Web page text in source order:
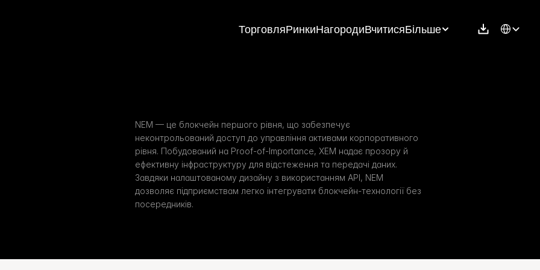
ТорговляРинкиНагородиВчитисяБільше Select
NEM — це блокчейн першого рівня, що забезпечує
неконтрольований доступ до управління активами корпоративного
рівня. Побудований на Proof-of-Importance, XEM надає прозору й
ефективну інфраструктуру для відстеження та передачі даних.
Завдяки налаштованому дизайну з використанням API, NEM
дозволяє підприємствам легко інтегрувати блокчейн-технології без
посередників.